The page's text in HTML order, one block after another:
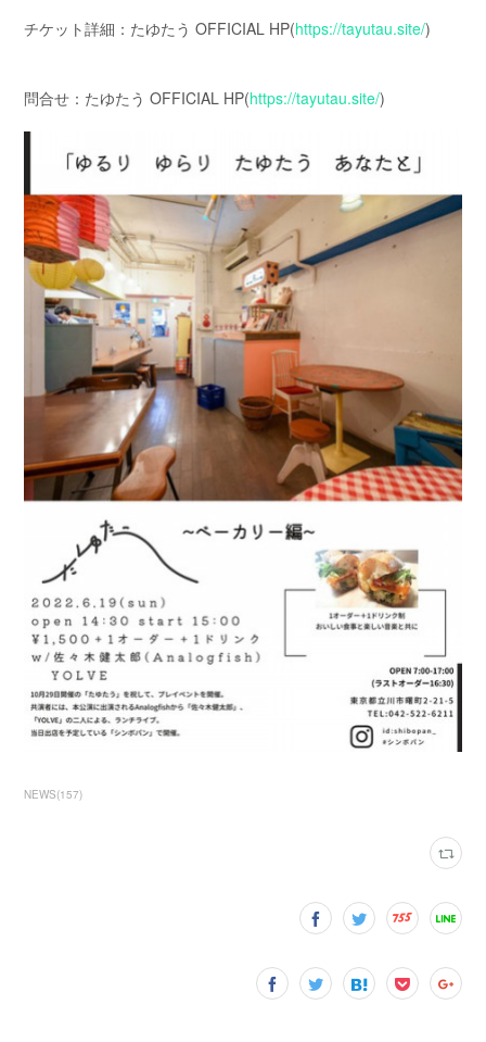
チケット詳細：たゆたう OFFICIAL HP(https://tayutau.site/)
問合せ：たゆたう OFFICIAL HP(https://tayutau.site/)
NEWS(157)